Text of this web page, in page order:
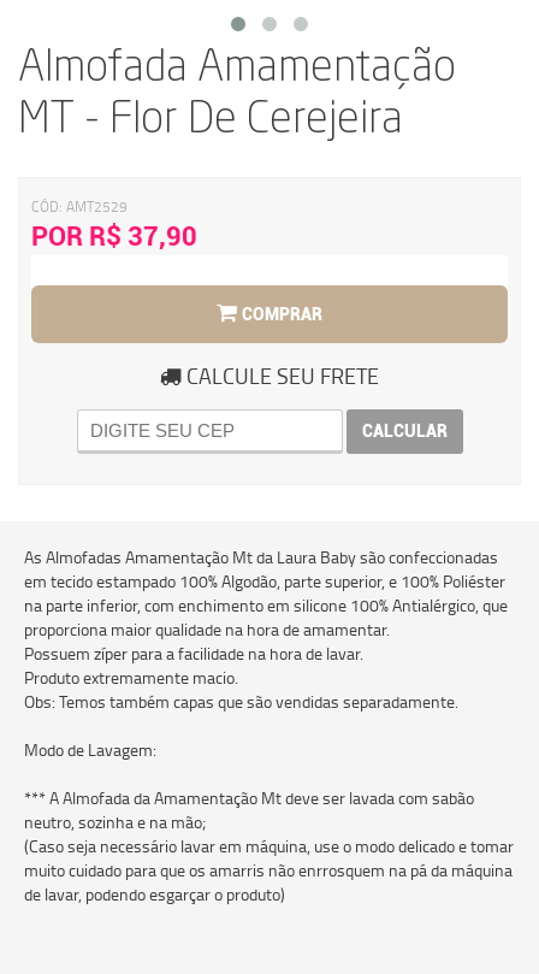
Almofada Amamentação
MT - Flor De Cerejeira
CÓD: AMT2529
POR R$ 37,90
COMPRAR
CALCULE SEU FRETE
CALCULAR
As Almofadas Amamentação Mt da Laura Baby são confeccionadas
em tecido estampado 100% Algodão, parte superior, e 100% Poliéster
na parte inferior, com enchimento em silicone 100% Antialérgico, que
proporciona maior qualidade na hora de amamentar.
Possuem zíper para a facilidade na hora de lavar.
Produto extremamente macio.
Obs: Temos também capas que são vendidas separadamente.
Modo de Lavagem:
*** A Almofada da Amamentação Mt deve ser lavada com sabão
neutro, sozinha e na mão;
(Caso seja necessário lavar em máquina, use o modo delicado e tomar
muito cuidado para que os amarris não enrrosquem na pá da máquina
de lavar, podendo esgarçar o produto)